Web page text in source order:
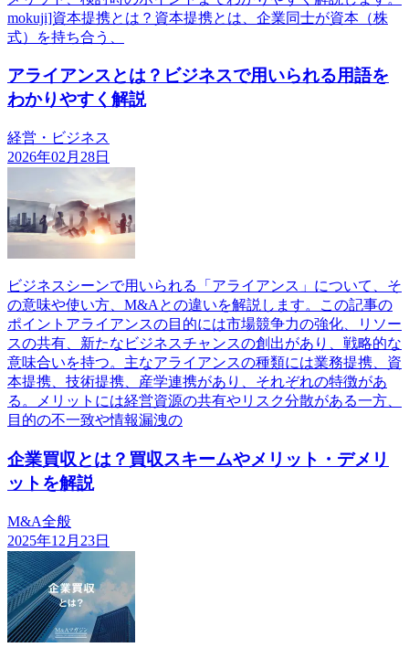
mokuji]資本提携とは？資本提携とは、企業同士が資本（株
式）を持ち合う、
アライアンスとは？ビジネスで用いられる用語を
わかりやすく解説
経営・ビジネス
2026年02月28日
ビジネスシーンで用いられる「アライアンス」について、そ
の意味や使い方、M&Aとの違いを解説します。この記事の
ポイントアライアンスの目的には市場競争力の強化、リソー
スの共有、新たなビジネスチャンスの創出があり、戦略的な
意味合いを持つ。主なアライアンスの種類には業務提携、資
本提携、技術提携、産学連携があり、それぞれの特徴があ
る。メリットには経営資源の共有やリスク分散がある一方、
目的の不一致や情報漏洩の
企業買収とは？買収スキームやメリット・デメリ
ットを解説
M&A全般
2025年12月23日